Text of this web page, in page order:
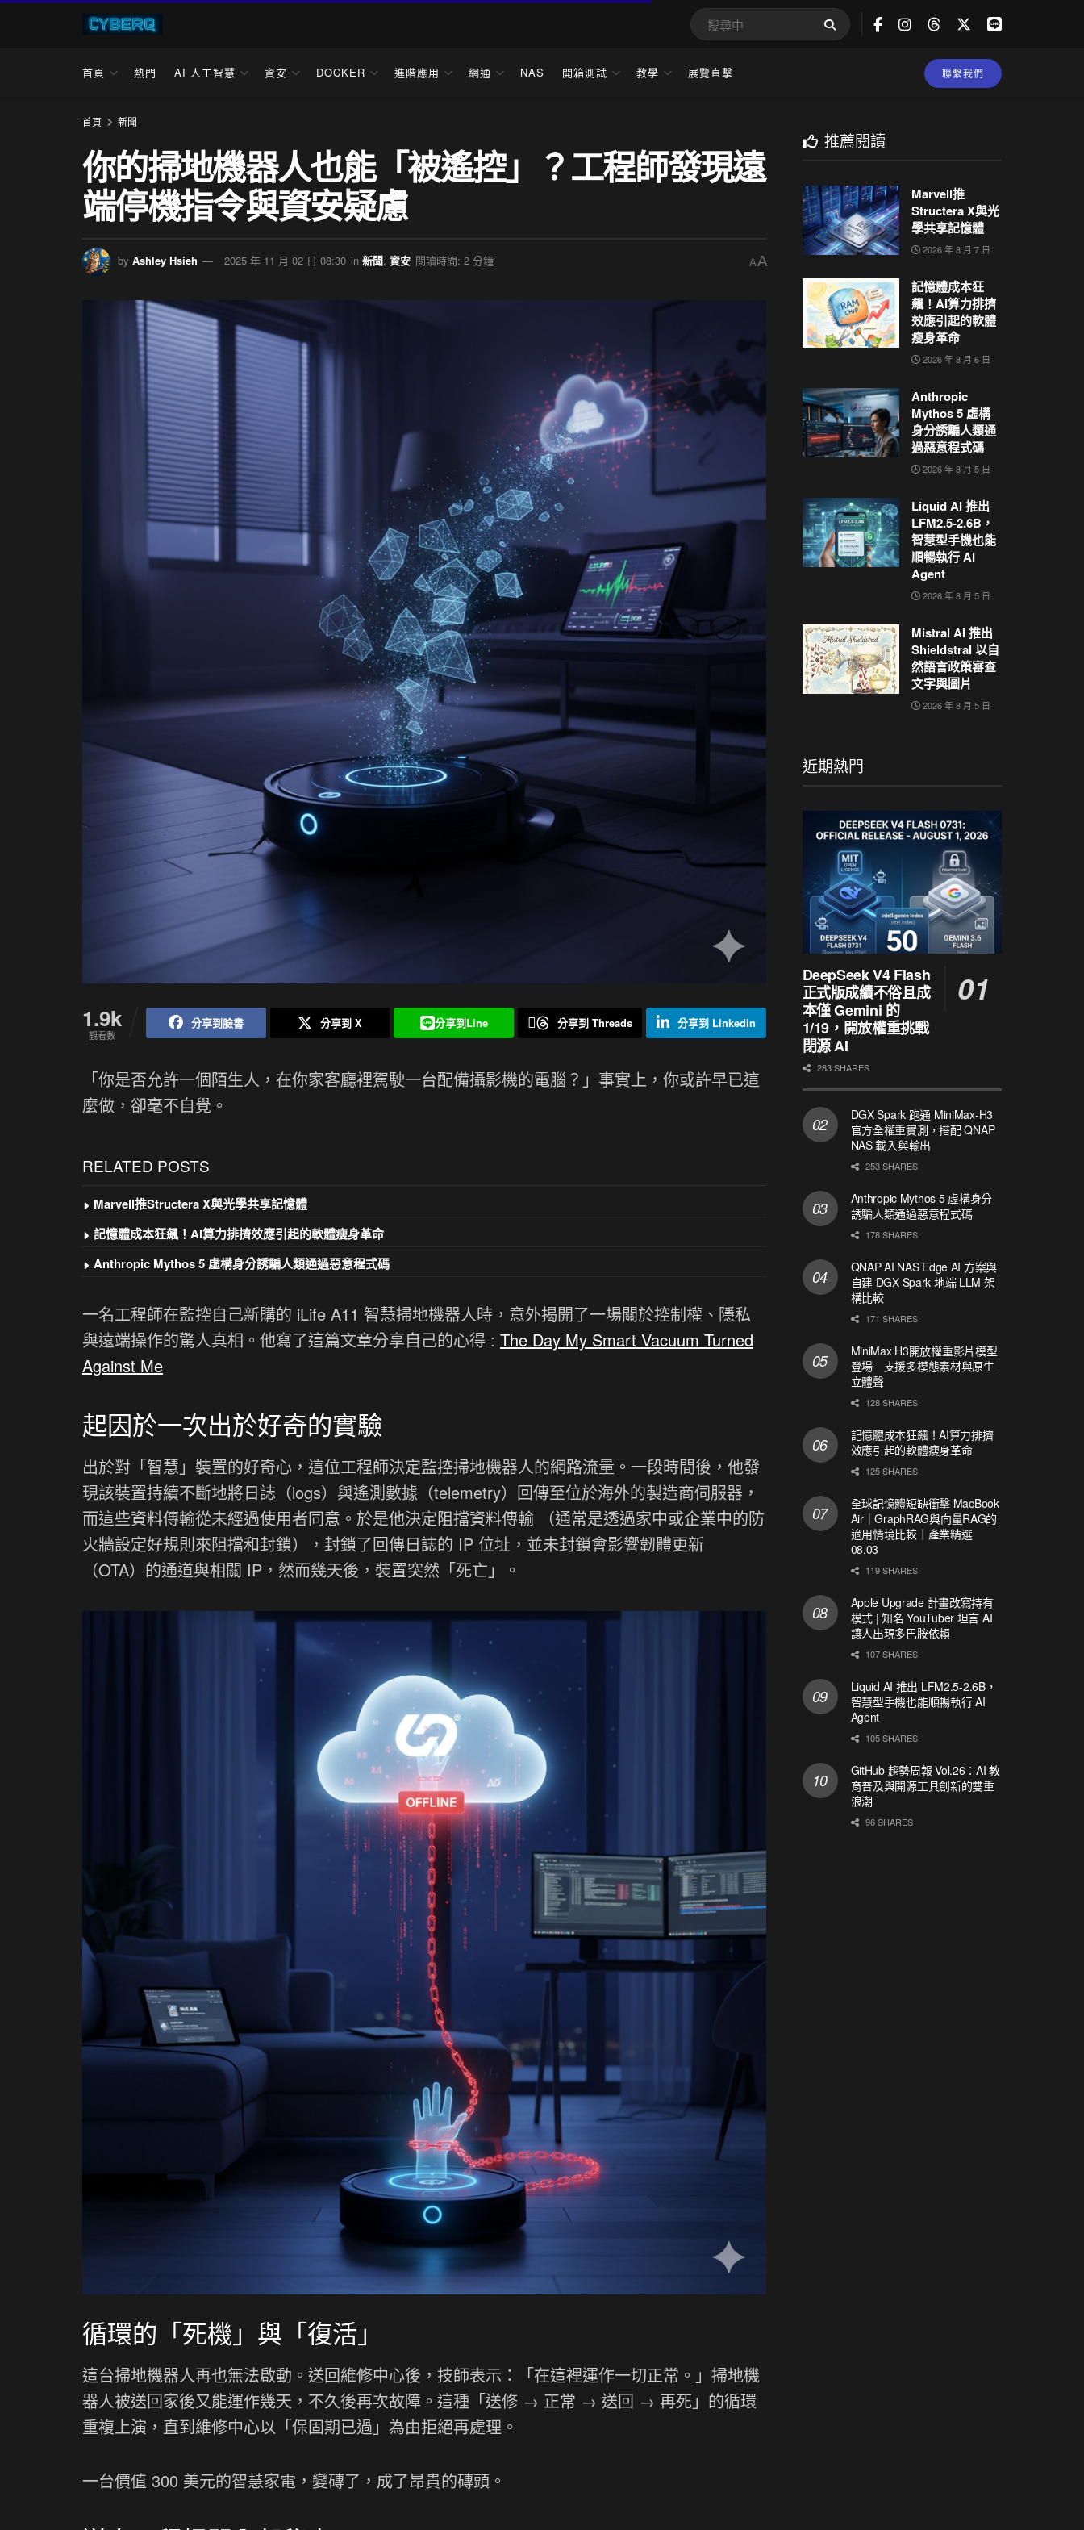
首頁 熱門 AI 人工智慧 資安 DOCKER 進階應用 網通 NAS 開箱測試 教學 展覽直擊 聯繫我們
首頁 新聞
你的掃地機器人也能「被遙控」？工程師發現遠
端停機指令與資安疑慮
by Ashley Hsieh 2025 年 11 月 02 日 08:30 in 新聞, 資安 閱讀時間: 2 分鐘 AA
1.9k
觀看數
分享到臉書 分享到 X 分享到Line 分享到 Threads 分享到 Linkedin
「你是否允許一個陌生人，在你家客廳裡駕駛一台配備攝影機的電腦？」事實上，你或許早已這
麼做，卻毫不自覺。
RELATED POSTS
Marvell推Structera X與光學共享記憶體
記憶體成本狂飆！AI算力排擠效應引起的軟體瘦身革命
Anthropic Mythos 5 虛構身分誘騙人類通過惡意程式碼
一名工程師在監控自己新購的 iLife A11 智慧掃地機器人時，意外揭開了一場關於控制權、隱私
與遠端操作的驚人真相。他寫了這篇文章分享自己的心得 : The Day My Smart Vacuum Turned
Against Me
起因於一次出於好奇的實驗
出於對「智慧」裝置的好奇心，這位工程師決定監控掃地機器人的網路流量。一段時間後，他發
現該裝置持續不斷地將日誌（logs）與遙測數據（telemetry）回傳至位於海外的製造商伺服器，
而這些資料傳輸從未經過使用者同意。於是他決定阻擋資料傳輸 （通常是透過家中或企業中的防
火牆設定好規則來阻擋和封鎖），封鎖了回傳日誌的 IP 位址，並未封鎖會影響韌體更新
（OTA）的通道與相關 IP，然而幾天後，裝置突然「死亡」。
循環的「死機」與「復活」
這台掃地機器人再也無法啟動。送回維修中心後，技師表示：「在這裡運作一切正常。」掃地機
器人被送回家後又能運作幾天，不久後再次故障。這種「送修 → 正常 → 送回 → 再死」的循環
重複上演，直到維修中心以「保固期已過」為由拒絕再處理。
一台價值 300 美元的智慧家電，變磚了，成了昂貴的磚頭。
推薦閱讀
Marvell推
Structera X與光
學共享記憶體
2026 年 8 月 7 日
記憶體成本狂
飆！AI算力排擠
效應引起的軟體
瘦身革命
2026 年 8 月 6 日
Anthropic
Mythos 5 虛構
身分誘騙人類通
過惡意程式碼
2026 年 8 月 5 日
Liquid AI 推出
LFM2.5-2.6B，
智慧型手機也能
順暢執行 AI
Agent
2026 年 8 月 5 日
Mistral AI 推出
Shieldstral 以自
然語言政策審查
文字與圖片
2026 年 8 月 5 日
近期熱門
DeepSeek V4 Flash
正式版成績不俗且成
本僅 Gemini 的
1/19，開放權重挑戰
閉源 AI
283 SHARES
DGX Spark 跑通 MiniMax-H3
官方全權重實測，搭配 QNAP
NAS 載入與輸出
253 SHARES
Anthropic Mythos 5 虛構身分
誘騙人類通過惡意程式碼
178 SHARES
QNAP AI NAS Edge AI 方案與
自建 DGX Spark 地端 LLM 架
構比較
171 SHARES
MiniMax H3開放權重影片模型
登場 支援多模態素材與原生
立體聲
128 SHARES
記憶體成本狂飆！AI算力排擠
效應引起的軟體瘦身革命
125 SHARES
全球記憶體短缺衝擊 MacBook
Air｜GraphRAG與向量RAG的
適用情境比較｜產業精選
08.03
119 SHARES
Apple Upgrade 計畫改寫持有
模式 | 知名 YouTuber 坦言 AI
讓人出現多巴胺依賴
107 SHARES
Liquid AI 推出 LFM2.5-2.6B，
智慧型手機也能順暢執行 AI
Agent
105 SHARES
GitHub 趨勢周報 Vol.26：AI 教
育普及與開源工具創新的雙重
浪潮
96 SHARES